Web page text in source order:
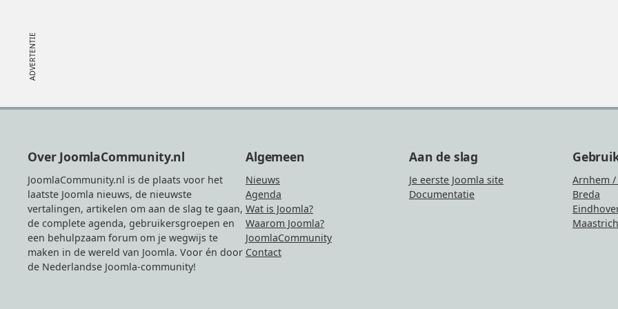
Over JoomlaCommunity.nl
JoomlaCommunity.nl is de plaats voor het
laatste Joomla nieuws, de nieuwste
vertalingen, artikelen om aan de slag te gaan,
de complete agenda, gebruikersgroepen en
een behulpzaam forum om je wegwijs te
maken in de wereld van Joomla. Voor én door
de Nederlandse Joomla-community!
Algemeen
Nieuws
Agenda
Wat is Joomla?
Waarom Joomla?
JoomlaCommunity
Contact
Aan de slag
Je eerste Joomla site
Documentatie
Arnhem
Breda